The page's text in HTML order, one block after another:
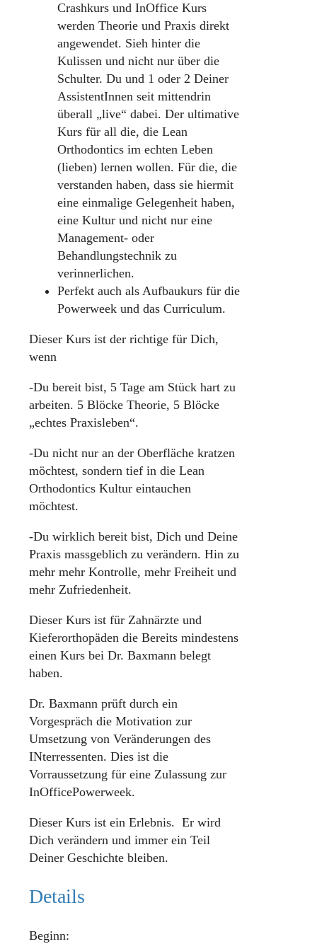
Crashkurs und InOffice Kurs
werden Theorie und Praxis direkt
angewendet. Sieh hinter die
Kulissen und nicht nur über die
Schulter. Du und 1 oder 2 Deiner
AssistentInnen seit mittendrin
überall „live“ dabei. Der ultimative
Kurs für all die, die Lean
Orthodontics im echten Leben
(lieben) lernen wollen. Für die, die
verstanden haben, dass sie hiermit
eine einmalige Gelegenheit haben,
eine Kultur und nicht nur eine
Management- oder
Behandlungstechnik zu
verinnerlichen.
Perfekt auch als Aufbaukurs für die
Powerweek und das Curriculum.
Dieser Kurs ist der richtige für Dich,
wenn
-Du bereit bist, 5 Tage am Stück hart zu
arbeiten. 5 Blöcke Theorie, 5 Blöcke
„echtes Praxisleben“.
-Du nicht nur an der Oberfläche kratzen
möchtest, sondern tief in die Lean
Orthodontics Kultur eintauchen
möchtest.
-Du wirklich bereit bist, Dich und Deine
Praxis massgeblich zu verändern. Hin zu
mehr mehr Kontrolle, mehr Freiheit und
mehr Zufriedenheit.
Dieser Kurs ist für Zahnärzte und
Kieferorthopäden die Bereits mindestens
einen Kurs bei Dr. Baxmann belegt
haben.
Dr. Baxmann prüft durch ein
Vorgespräch die Motivation zur
Umsetzung von Veränderungen des
INterressenten. Dies ist die
Vorraussetzung für eine Zulassung zur
InOfficePowerweek.
Dieser Kurs ist ein Erlebnis. Er wird
Dich verändern und immer ein Teil
Deiner Geschichte bleiben.
Details
Beginn: